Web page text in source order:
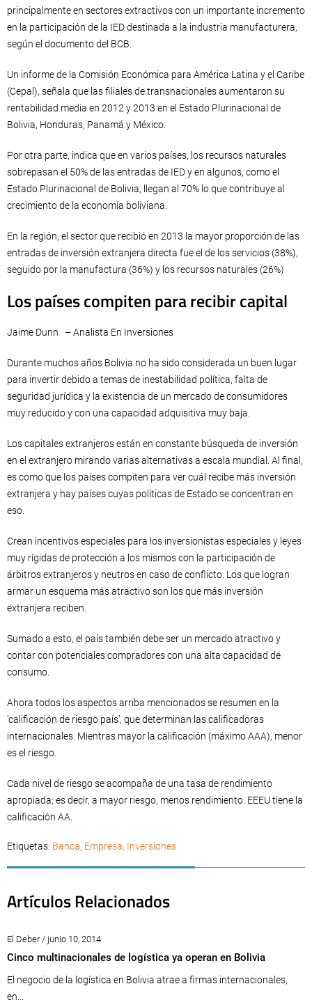
principalmente en sectores extractivos con un importante incremento
en la participación de la IED destinada a la industria manufacturera,
según el documento del BCB.
Un informe de la Comisión Económica para América Latina y el Caribe
(Cepal), señala que las filiales de transnacionales aumentaron su
rentabilidad media en 2012 y 2013 en el Estado Plurinacional de
Bolivia, Honduras, Panamá y México.
Por otra parte, indica que en varios países, los recursos naturales
sobrepasan el 50% de las entradas de IED y en algunos, como el
Estado Plurinacional de Bolivia, llegan al 70% lo que contribuye al
crecimiento de la economía boliviana.
En la región, el sector que recibió en 2013 la mayor proporción de las
entradas de inversión extranjera directa fue el de los servicios (38%),
seguido por la manufactura (36%) y los recursos naturales (26%)
Los países compiten para recibir capital
Jaime Dunn – Analista En Inversiones
Durante muchos años Bolivia no ha sido considerada un buen lugar
para invertir debido a temas de inestabilidad política, falta de
seguridad jurídica y la existencia de un mercado de consumidores
muy reducido y con una capacidad adquisitiva muy baja.
Los capitales extranjeros están en constante búsqueda de inversión
en el extranjero mirando varias alternativas a escala mundial. Al final,
es como que los países compiten para ver cuál recibe más inversión
extranjera y hay países cuyas políticas de Estado se concentran en
eso.
Crean incentivos especiales para los inversionistas especiales y leyes
muy rígidas de protección a los mismos con la participación de
árbitros extranjeros y neutros en caso de conflicto. Los que logran
armar un esquema más atractivo son los que más inversión
extranjera reciben.
Sumado a esto, el país también debe ser un mercado atractivo y
contar con potenciales compradores con una alta capacidad de
consumo.
Ahora todos los aspectos arriba mencionados se resumen en la
‘calificación de riesgo país’, que determinan las calificadoras
internacionales. Mientras mayor la calificación (máximo AAA), menor
es el riesgo.
Cada nivel de riesgo se acompaña de una tasa de rendimiento
apropiada; es decir, a mayor riesgo, menos rendimiento. EEEU tiene la
calificación AA.
Etiquetas: Banca, Empresa, Inversiones
Artículos Relacionados
El Deber / junio 10, 2014
Cinco multinacionales de logística ya operan en Bolivia
El negocio de la logística en Bolivia atrae a firmas internacionales,
en...